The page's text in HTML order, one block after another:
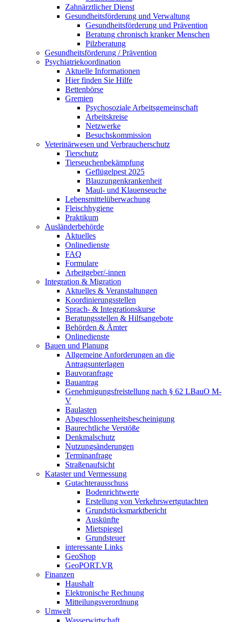
Zahnärztlicher Dienst
Gesundheitsförderung und Verwaltung
Gesundheitsförderung und Prävention
Beratung chronisch kranker Menschen
Pilzberatung
Gesundheits­förderung / Prävention
Psychiatriekoordination
Aktuelle Informationen
Hier finden Sie Hilfe
Bettenbörse
Gremien
Psychosoziale Arbeits­gemeinschaft
Arbeitskreise
Netzwerke
Besuchskommission
Veterinärwesen und Verbraucherschutz
Tierschutz
Tierseuchenbekämpfung
Geflügelpest 2025
Blauzungenkrankenheit
Maul- und Klauenseuche
Lebensmittelüberwachung
Fleischhygiene
Praktikum
Ausländerbehörde
Aktuelles
Onlinedienste
FAQ
Formulare
Arbeitgeber/-innen
Integration & Migration
Aktuelles & Veranstaltungen
Koordinierungsstellen
Sprach- & Integrationskurse
Beratungsstellen & Hilfsangebote
Behörden & Ämter
Onlinedienste
Bauen und Planung
Allgemeine Anforderungen an die
Antragsunterlagen
Bauvoranfrage
Bauantrag
Genehmigungsfreistellung nach § 62 LBauO M-
V
Baulasten
Abgeschlossenheits­bescheinigung
Baurechtliche Verstöße
Denkmalschutz
Nutzungsänderungen
Terminanfrage
Straßenaufsicht
Kataster und Vermessung
Gutachterausschuss
Bodenrichtwerte
Erstellung von Verkehrswertgutachten
Grundstücksmarktbericht
Auskünfte
Mietspiegel
Grundsteuer
interessante Links
GeoShop
GeoPORT.VR
Finanzen
Haushalt
Elektronische Rechnung
Mitteilungsverordnung
Umwelt
Wasserwirtschaft